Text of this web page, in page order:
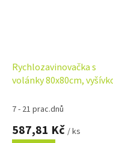
Rychlozavinovačka s
volánky 80x80cm,
7 - 21 prac.dnů
587,81 Kč / ks